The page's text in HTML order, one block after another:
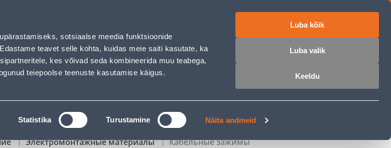
sotsiaalse meedia funktsioonide
teavet selle kohta, kuidas meie saiti kasutate, ka
kes võivad seda kombineerida muu teabega,
teiepoolse teenuste kasutamise käigus.
Statistika Turustamine Näita andmeid
Luba kõik
Luba valik
Keeldu
клиентов Услуги Предложения о работе
ПОИСК
АРЕНДА ИНСТРУМЕНТОВ РАССРОЧКА
Электромонтажные материалы Кабельные зажимы